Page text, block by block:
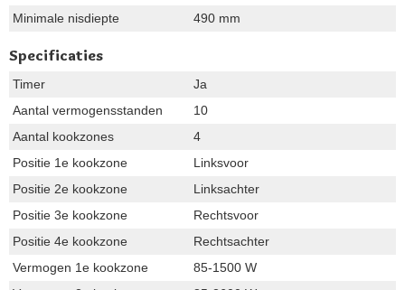
Minimale nisdiepte
490 mm
Specificaties
Timer
Ja
Aantal vermogensstanden
10
Aantal kookzones
4
Positie 1e kookzone
Linksvoor
Positie 2e kookzone
Linksachter
Positie 3e kookzone
Rechtsvoor
Positie 4e kookzone
Rechtsachter
Vermogen 1e kookzone
85-1500 W